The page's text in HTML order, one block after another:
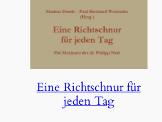
Eine Richtschnur für
jeden Tag